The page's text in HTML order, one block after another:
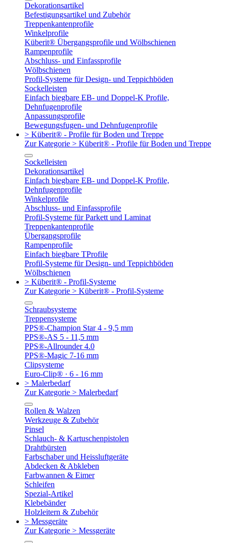
Dekorationsartikel
Befestigungsartikel und Zubehör
Treppenkantenprofile
Winkelprofile
Küberit® Übergangsprofile und Wölbschienen
Rampenprofile
Abschluss- und Einfassprofile
Wölbschienen
Profil-Systeme für Design- und Teppichböden
Sockelleisten
Einfach biegbare EB- und Doppel-K Profile,
Dehnfugenprofile
Anpassungsprofile
Bewegungsfugen- und Dehnfugenprofile
> Küberit® - Profile für Boden und Treppe
Zur Kategorie > Küberit® - Profile für Boden und Treppe
Sockelleisten
Dekorationsartikel
Einfach biegbare EB- und Doppel-K Profile,
Dehnfugenprofile
Winkelprofile
Abschluss- und Einfassprofile
Profil-Systeme für Parkett und Laminat
Treppenkantenprofile
Übergangsprofile
Rampenprofile
Einfach biegbare TProfile
Profil-Systeme für Design- und Teppichböden
Wölbschienen
> Küberit® - Profil-Systeme
Zur Kategorie > Küberit® - Profil-Systeme
Schraubsysteme
Treppensysteme
PPS®-Champion Star 4 - 9,5 mm
PPS®-AS 5 - 11,5 mm
PPS®-Allrounder 4.0
PPS®-Magic 7-16 mm
Clipsysteme
Euro-Clip® · 6 - 16 mm
> Malerbedarf
Zur Kategorie > Malerbedarf
Rollen & Walzen
Werkzeuge & Zubehör
Pinsel
Schlauch- & Kartuschenpistolen
Drahtbürsten
Farbschaber und Heissluftgeräte
Abdecken & Abkleben
Farbwannen & Eimer
Schleifen
Spezial-Artikel
Klebebänder
Holzleitern & Zubehör
> Messgeräte
Zur Kategorie > Messgeräte